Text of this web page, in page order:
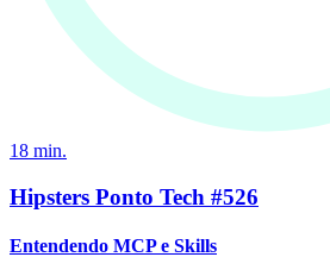
18 min.
Hipsters Ponto Tech #526
Entendendo MCP e Skills